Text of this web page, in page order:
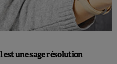
est une sage résolution